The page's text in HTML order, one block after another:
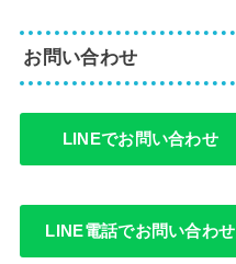
お問い合わせ
LINEでお問い合わせ
LINE電話でお問い合わせ